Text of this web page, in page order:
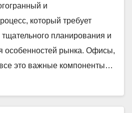
и
который требует
тщательного планирования и
особенностей рынка. Офисы,
это важные компоненты…